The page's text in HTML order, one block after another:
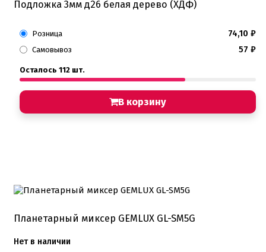
Подложка 3мм д26 белая дерево (ХДФ)
Розница 74,10 ₽
Самовывоз 57 ₽
Осталось 112 шт.
В корзину
Планетарный миксер GEMLUX GL-SM5G
Нет в наличии